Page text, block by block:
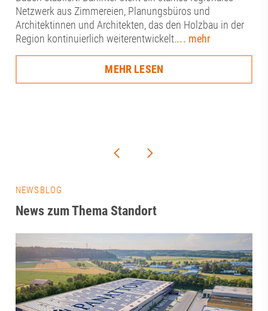
Netzwerk aus Zimmereien, Planungsbüros und
Architektinnen und Architekten, das den Holzbau in der
Region kontinuierlich weiterentwickelt.... mehr
MEHR LESEN
NEWSBLOG
News zum Thema Standort